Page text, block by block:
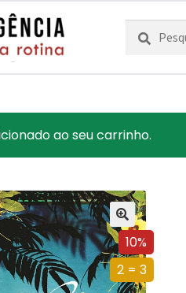
Pesquisar
por:
Pesquisa
ao seu carrinho.
10%
2 = 3